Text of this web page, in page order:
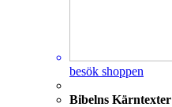
besök shoppen
Bibelns Kärntexter